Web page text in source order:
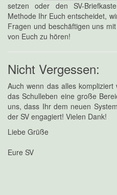
setzen oder den SV-
Methode Ihr Euch entscheidet,
Fragen und beschäftigen uns
von Euch zu hören!
Nicht Vergessen:
Auch wenn das alles
das Schulleben eine große
uns, dass Ihr dem neuen
der SV engagiert! Vielen Dank!
Liebe Grüße
Eure SV